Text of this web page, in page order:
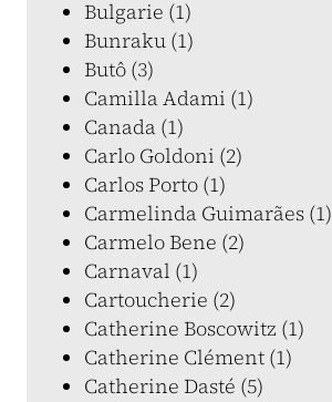
Bulgarie (1)
Bunraku (1)
Butô (3)
Camilla Adami (1)
Canada (1)
Carlo Goldoni (2)
Carlos Porto (1)
Carmelinda Guimarães (1)
Carmelo Bene (2)
Carnaval (1)
Cartoucherie (2)
Catherine Boscowitz (1)
Catherine Clément (1)
Catherine Dasté (5)